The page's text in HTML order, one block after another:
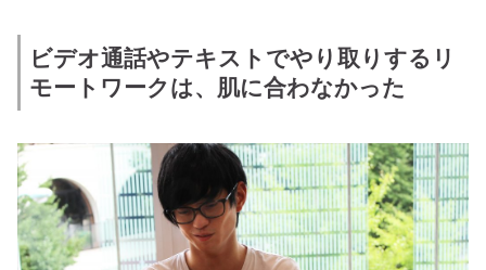
ビデオ通話やテキストでやり取りするリ
モートワークは、肌に合わなかった